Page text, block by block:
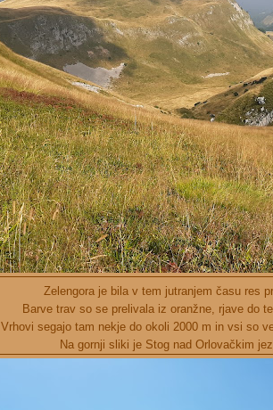
Zelengora je bila v tem jutranjem času res
Barve trav so se prelivala iz oranžne, rjave do
Vrhovi segajo tam nekje do okoli 2000 m in vsi so
Na gornji sliki je Stog nad Orlovačkim